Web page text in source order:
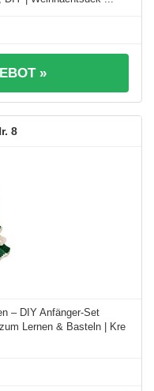
»
8
– DIY Anfänger-Set
Lernen & Basteln | Kre